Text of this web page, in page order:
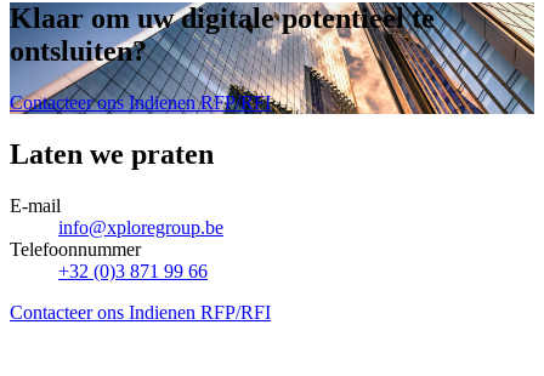
Klaar om uw digitale potentieel te
ontsluiten?
Contacteer onsIndienen RFP/RFI
Laten we praten
E-mail
info@xploregroup.be
Telefoonnummer
+32 (0)3 871 99 66
Contacteer ons Indienen RFP/RFI